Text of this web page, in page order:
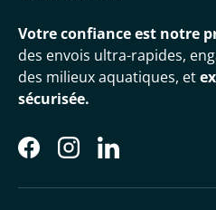
Votre confiance est notre
des envois ultra-rapides,
des milieux aquatiques, et
sécurisée.
FacebookInstagramLinkedIn